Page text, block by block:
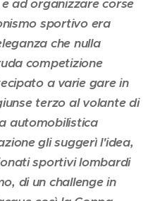
ad organizzare corse
sportivo era
che nulla
competizione
a varie gare in
terzo al volante di
automobilistica
gli suggerì l'idea,
sportivi lombardi
di un challenge in